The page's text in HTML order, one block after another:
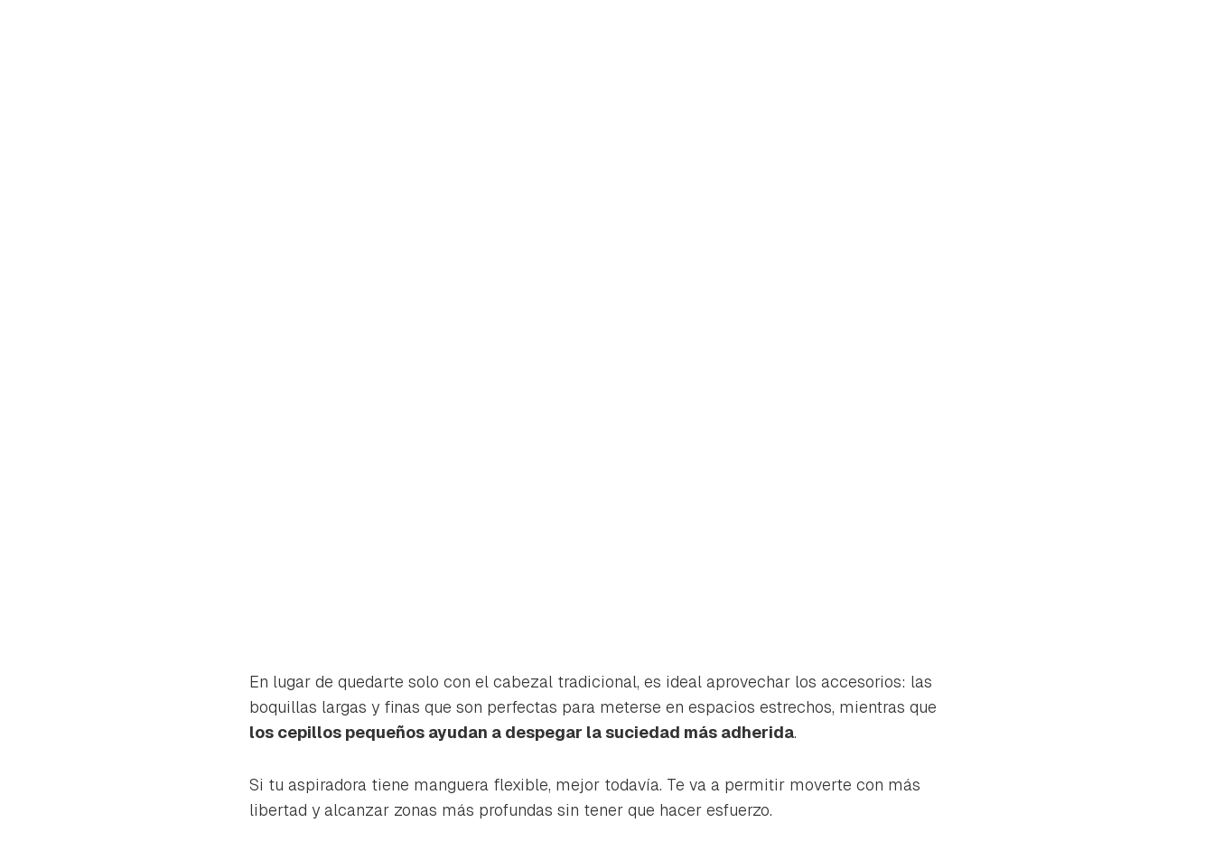
En lugar de quedarte solo con el cabezal tradicional, es ideal aprovechar los accesorios: las
boquillas largas y finas que son perfectas para meterse en espacios estrechos, mientras que
los cepillos pequeños ayudan a despegar la suciedad más adherida.
Si tu aspiradora tiene manguera flexible, mejor todavía. Te va a permitir moverte con más
libertad y alcanzar zonas más profundas sin tener que hacer esfuerzo.